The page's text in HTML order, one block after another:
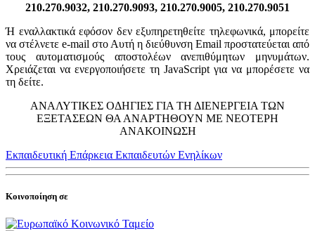
210.270.9032, 210.270.9093, 210.270.9005, 210.270.9051
Ή εναλλακτικά εφόσον δεν εξυπηρετηθείτε τηλεφωνικά, μπορείτε
να στέλνετε e-mail στο Αυτή η διεύθυνση Email προστατεύεται από
τους αυτοματισμούς αποστολέων ανεπιθύμητων μηνυμάτων.
Χρειάζεται να ενεργοποιήσετε τη JavaScript για να μπορέσετε να
τη δείτε.
ΑΝΑΛΥΤΙΚΕΣ ΟΔΗΓΙΕΣ ΓΙΑ ΤΗ ΔΙΕΝΕΡΓΕΙΑ ΤΩΝ
ΕΞΕΤΑΣΕΩΝ ΘΑ ΑΝΑΡΤΗΘΟΥΝ ΜΕ ΝΕΟΤΕΡΗ
ΑΝΑΚΟΙΝΩΣΗ
Εκπαιδευτική Επάρκεια Εκπαιδευτών Ενηλίκων
Κοινοποίηση σε